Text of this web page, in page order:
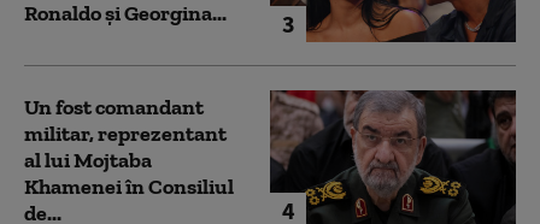
3
Ronaldo şi Georgina...
4
Un fost comandant
militar, reprezentant
al lui Mojtaba
Khamenei în Consiliul
de...